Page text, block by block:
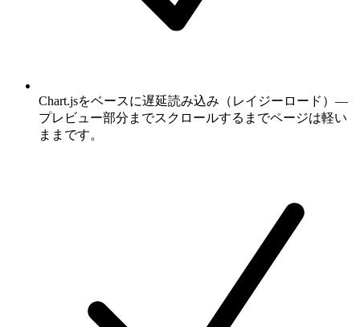
Chart.jsをベースに遅延読み込み（レイジーロード）—
プレビュー部分までスクロールするまでページは軽い
ままです。